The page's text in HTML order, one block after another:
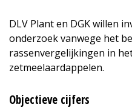
DLV Plant en DGK willen
onderzoek vanwege het
rassenvergelijkingen in
zetmeelaardappelen.
Objectieve cijfers